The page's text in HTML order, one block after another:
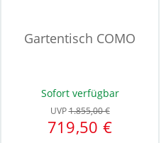
Gartentisch COMO
Sofort verfügbar
UVP1.855,00 €
719,50 €